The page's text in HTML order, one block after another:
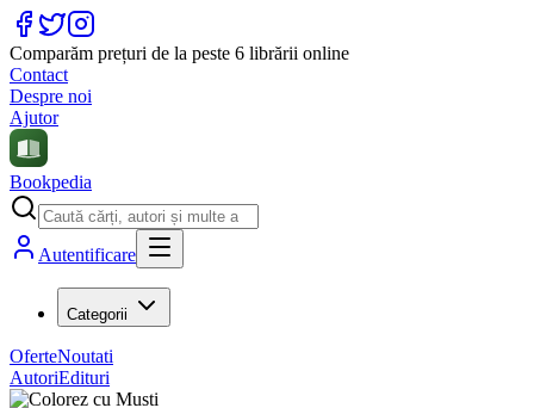
Comparăm prețuri de la peste 6 librării online
Contact
Despre noi
Ajutor
Bookpedia
Autentificare
Categorii
OferteNoutati
AutoriEdituri